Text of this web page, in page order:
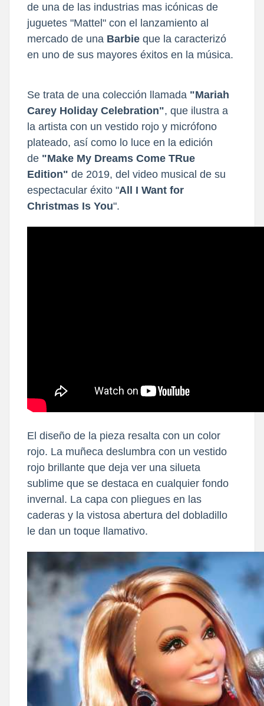
de una de las industrias mas icónicas de
juguetes "Mattel" con el lanzamiento al
mercado de una Barbie que la caracterizó
en uno de sus mayores éxitos en la música.
Se trata de una colección llamada "Mariah
Carey Holiday Celebration", que ilustra a
la artista con un vestido rojo y micrófono
plateado, así como lo luce en la edición
de "Make My Dreams Come TRue
Edition" de 2019, del video musical de su
espectacular éxito "All I Want for
Christmas Is You".
El diseño de la pieza resalta con un color
rojo. La muñeca deslumbra con un vestido
rojo brillante que deja ver una silueta
sublime que se destaca en cualquier fondo
invernal. La capa con pliegues en las
caderas y la vistosa abertura del dobladillo
le dan un toque llamativo.